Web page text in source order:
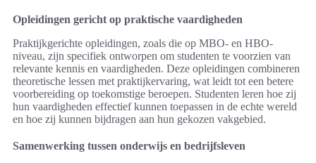
Opleidingen gericht op praktische vaardigheden
Praktijkgerichte opleidingen, zoals die op MBO- en HBO-
niveau, zijn specifiek ontworpen om studenten te voorzien van
relevante kennis en vaardigheden. Deze opleidingen combineren
theoretische lessen met praktijkervaring, wat leidt tot een betere
voorbereiding op toekomstige beroepen. Studenten leren hoe zij
hun vaardigheden effectief kunnen toepassen in de echte wereld
en hoe zij kunnen bijdragen aan hun gekozen vakgebied.
Samenwerking tussen onderwijs en bedrijfsleven